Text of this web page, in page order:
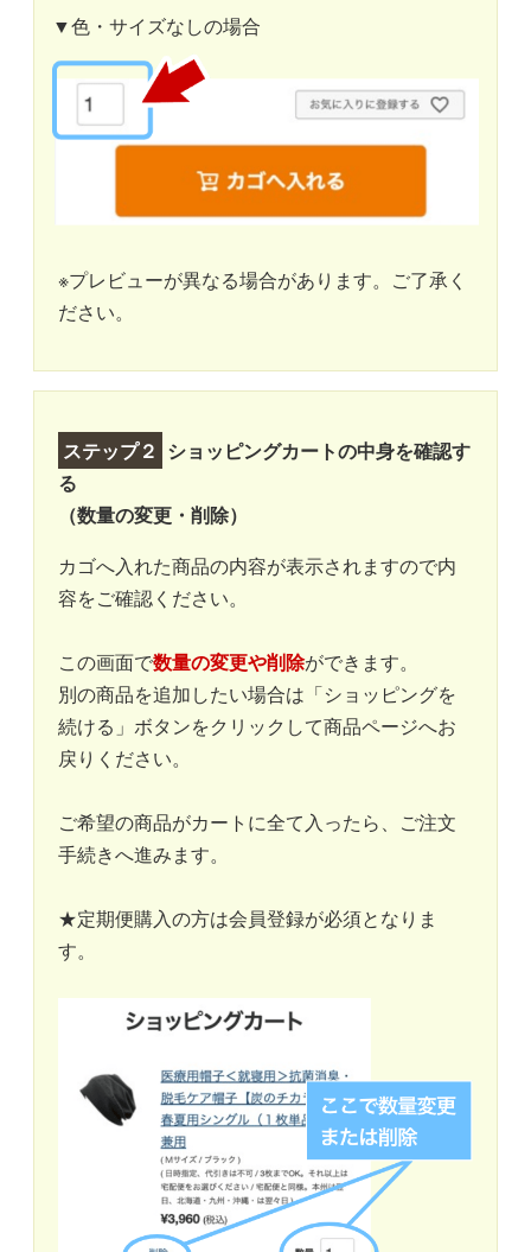
▼色・サイズなしの場合
※プレビューが異なる場合があります。ご了承く
ださい。
ステップ２ ショッピングカートの中身を確認す
る
（数量の変更・削除）
カゴへ入れた商品の内容が表示されますので内
容をご確認ください。
この画面で数量の変更や削除ができます。
別の商品を追加したい場合は「ショッピングを
続ける」ボタンをクリックして商品ページへお
戻りください。
ご希望の商品がカートに全て入ったら、ご注文
手続きへ進みます。
★定期便購入の方は会員登録が必須となりま
す。